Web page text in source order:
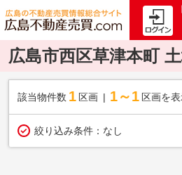
広島市西区草津本町
該当物件数 1 区画 1～1 区画を
絞り込み条件： なし